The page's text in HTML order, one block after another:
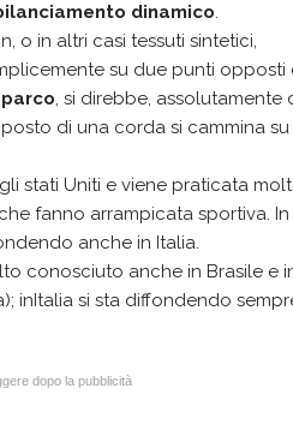
dinamico.
o in altri casi tessuti sintetici,
su due punti opposti
, si direbbe, assolutamente
di una corda si cammina su
stati Uniti e viene praticata
fanno arrampicata sportiva. In
anche in Italia.
conosciuto anche in Brasile e
inItalia si sta diffondendo
dopo la pubblicità